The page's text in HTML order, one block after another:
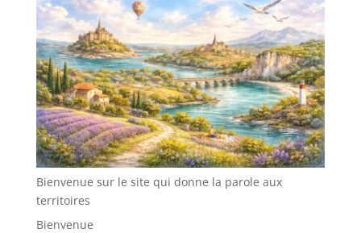
Bienvenue sur le site qui donne la parole aux
territoires
Bienvenue